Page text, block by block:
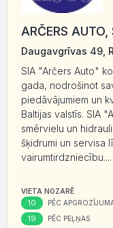
ARČERS AUTO,
Daugavgrīvas 49,
SIA "Arčers Auto"
gada, nodrošinot
piedāvājumiem un
Baltijas valstīs. SIA
smērvielu un
šķidrumi un servisa
vairumtirdzniecību....
VIETA NOZARĒ
10 PĒC
19 PĒC PEĻŅAS